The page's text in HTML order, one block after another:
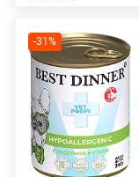
-31%